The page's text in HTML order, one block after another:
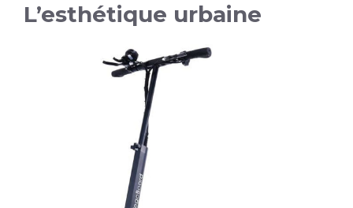
L’esthétique urbaine